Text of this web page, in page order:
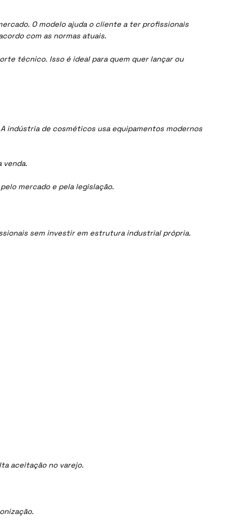
O modelo ajuda o cliente a ter profissionais
com as normas atuais.
técnico. Isso é ideal para quem quer lançar ou
indústria de cosméticos usa equipamentos modernos
venda.
mercado e pela legislação.
sem investir em estrutura industrial própria.
aceitação no varejo.